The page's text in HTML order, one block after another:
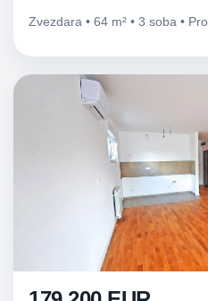
Zvezdara • 64 m² • 3 soba •